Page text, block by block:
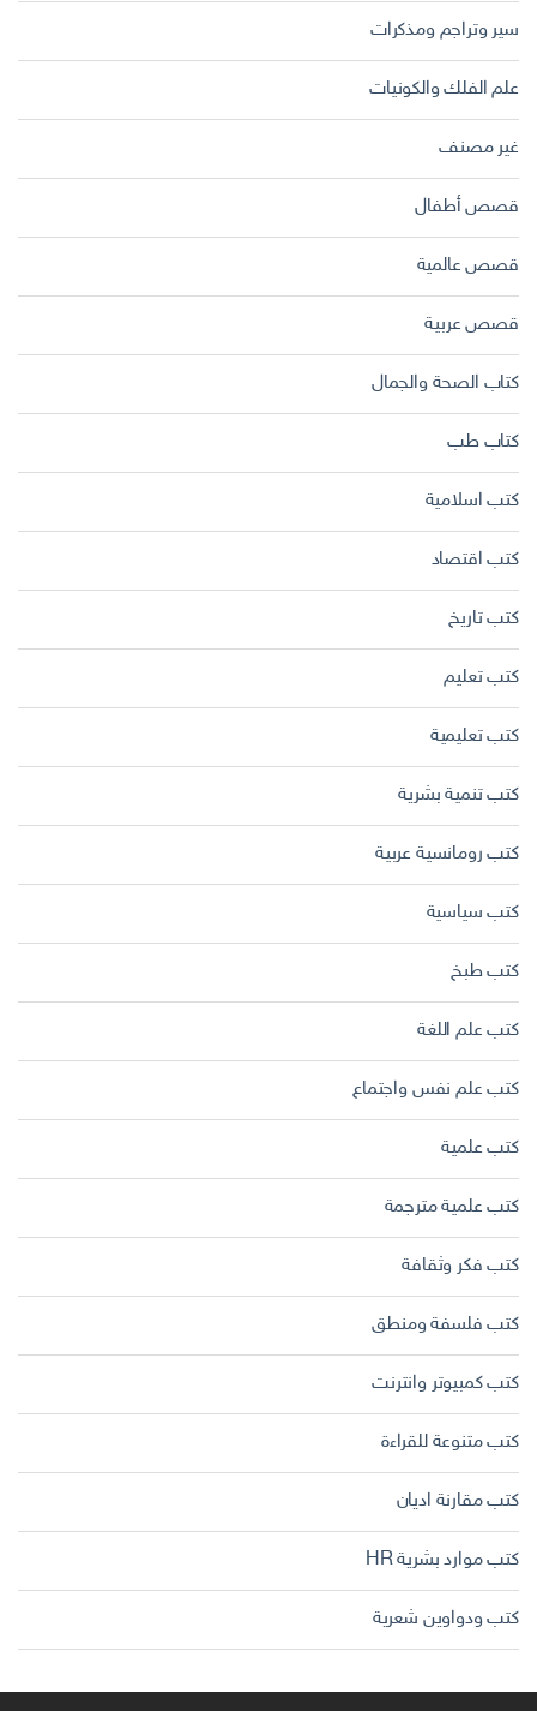
سير وتراجم ومذكرات
علم الفلك والكونيات
غير مصنف
قصص أطفال
قصص عالمية
قصص عربية
كتاب الصحة والجمال
كتاب طب
كتب اسلامية
كتب اقتصاد
كتب تاريخ
كتب تعليم
كتب تعليمية
كتب تنمية بشرية
كتب رومانسية عربية
كتب سياسية
كتب طبخ
كتب علم اللغة
كتب علم نفس واجتماع
كتب علمية
كتب علمية مترجمة
كتب فكر وثقافة
كتب فلسفة ومنطق
كتب كمبيوتر وانترنت
كتب متنوعة للقراءة
كتب مقارنة اديان
كتب موارد بشرية HR
كتب ودواوين شعرية